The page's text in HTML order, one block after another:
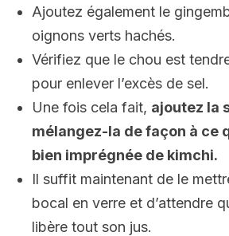
Ajoutez également le
oignons verts hachés.
Vérifiez que le chou est
pour enlever l’excès de sel.
Une fois cela fait, ajoutez la
mélangez-la de façon à ce
bien imprégnée de kimchi.
Il suffit maintenant de le
bocal en verre et d’attendre
libère tout son jus.